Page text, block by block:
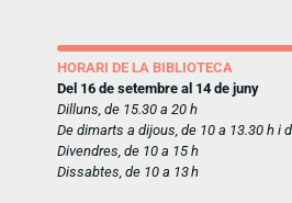
HORARI DE LA BIBLIOTECA
Del 16 de setembre al 14 de juny
Dilluns, de 15.30 a 20 h
De dimarts a dijous, de 10 a 13.30 h i
Divendres, de 10 a 15 h
Dissabtes, de 10 a 13 h